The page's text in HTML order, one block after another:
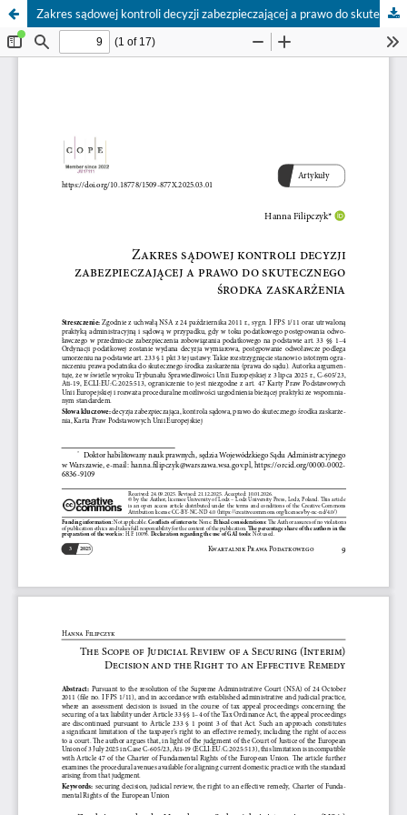
Zakres sądowej kontroli decyzji zabezpieczającej a prawo do skutecznego środka zaskarżenia